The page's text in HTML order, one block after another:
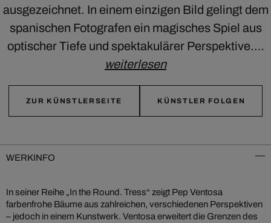
ausgezeichnet. In einem einzigen Bild gelingt dem
spanischen Fotografen ein magisches Spiel aus
optischer Tiefe und spektakulärer Perspektive.…
weiterlesen
ZUR KÜNSTLERSEITE KÜNSTLER FOLGEN
WERKINFO
In seiner Reihe „In the Round. Tress“ zeigt Pep Ventosa
farbenfrohe Bäume aus zahlreichen, verschiedenen Perspektiven
– jedoch in einem Kunstwerk. Ventosa erweitert die Grenzen des